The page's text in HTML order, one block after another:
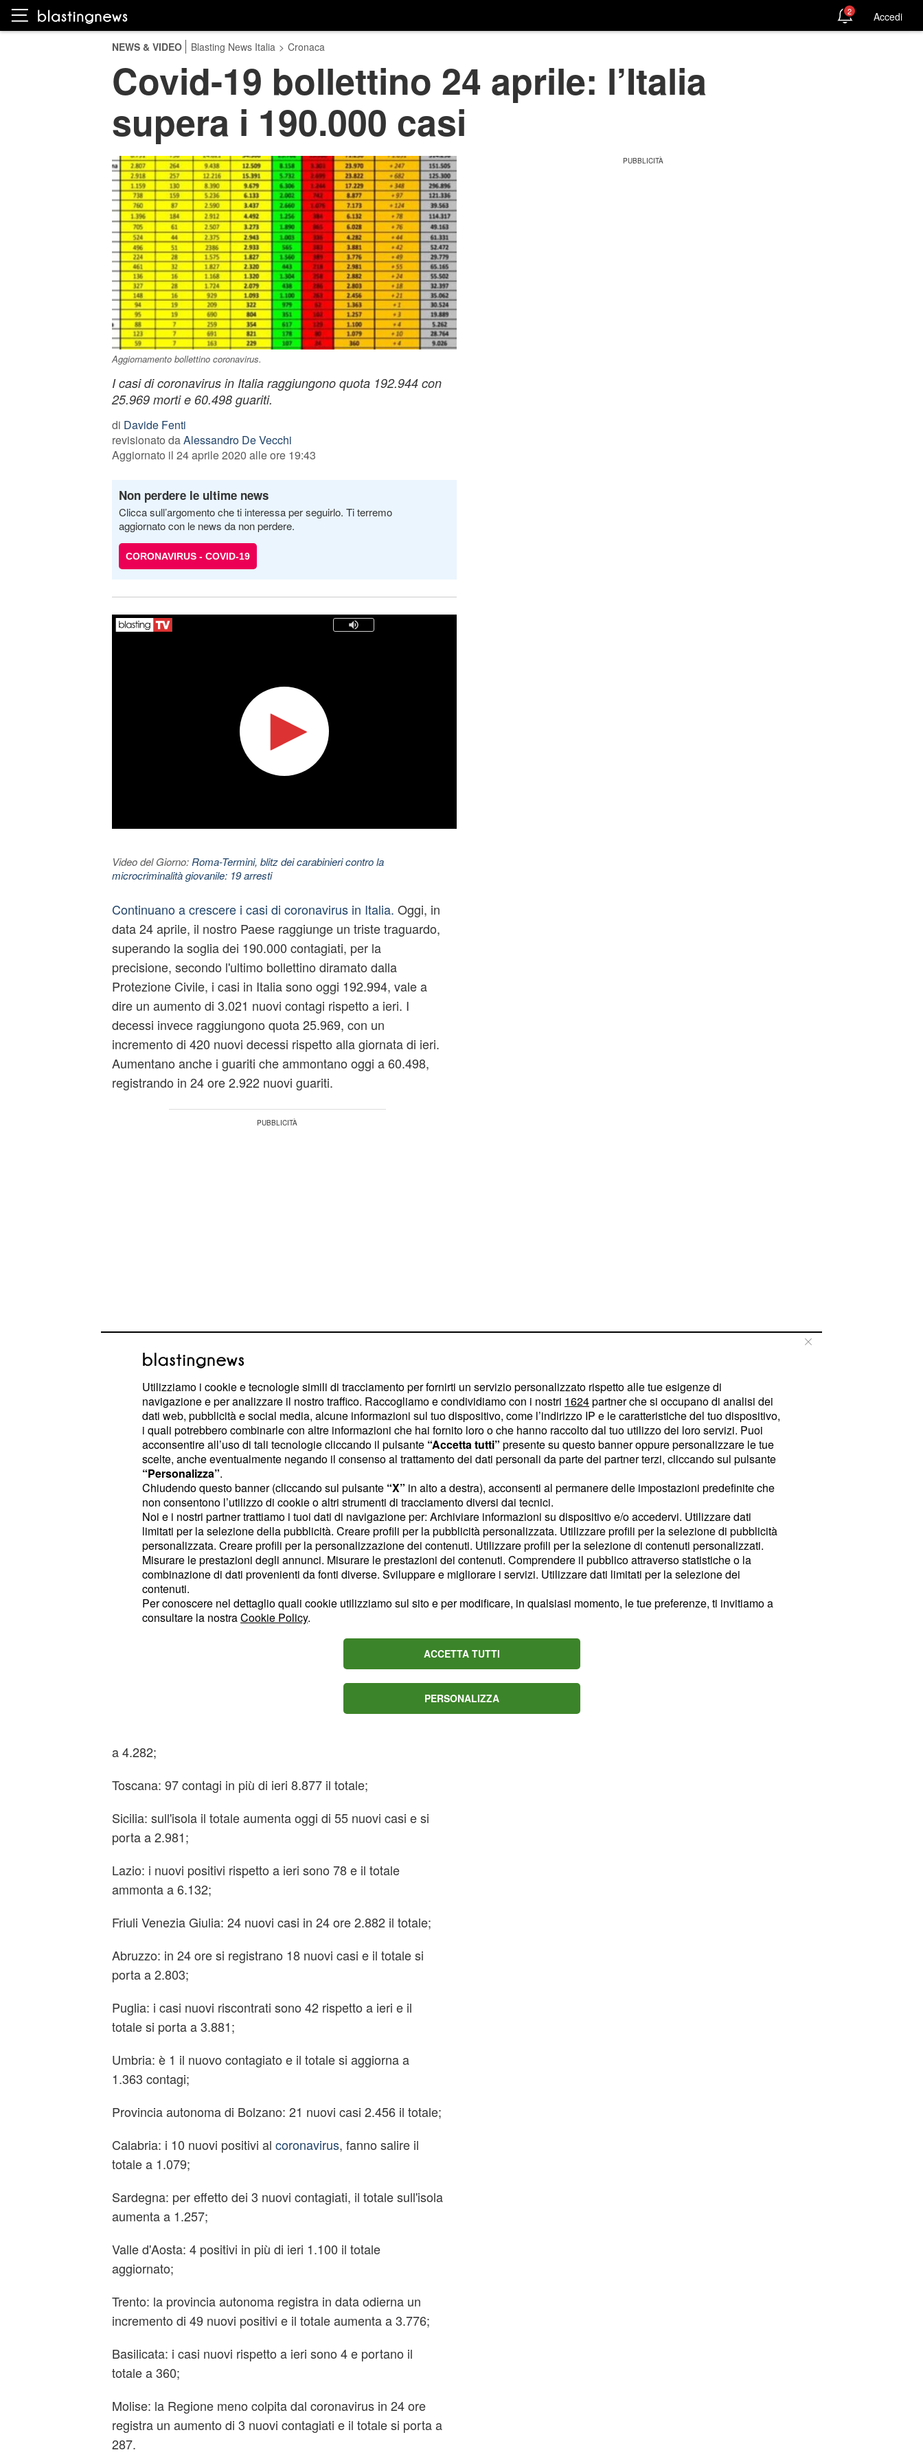
2 Accedi
NEWS & VIDEO Blasting News Italia > Cronaca
Covid-19 bollettino 24 aprile: l’Italia
supera i 190.000 casi
Aggiornamento bollettino coronavirus.
I casi di coronavirus in Italia raggiungono quota 192.944 con
25.969 morti e 60.498 guariti.
di Davide Fenti
revisionato daAlessandro De Vecchi
Aggiornato il 24 aprile 2020 alle ore 19:43
Non perdere le ultime news
Clicca sull’argomento che ti interessa per seguirlo. Ti terremo
aggiornato con le news da non perdere.
CORONAVIRUS - COVID-19
Video del Giorno: Roma-Termini, blitz dei carabinieri contro la
microcriminalità giovanile: 19 arresti
Continuano a crescere i casi di coronavirus in Italia. Oggi, in
data 24 aprile, il nostro Paese raggiunge un triste traguardo,
superando la soglia dei 190.000 contagiati, per la
precisione, secondo l'ultimo bollettino diramato dalla
Protezione Civile, i casi in Italia sono oggi 192.994, vale a
dire un aumento di 3.021 nuovi contagi rispetto a ieri. I
decessi invece raggiungono quota 25.969, con un
incremento di 420 nuovi decessi rispetto alla giornata di ieri.
Aumentano anche i guariti che ammontano oggi a 60.498,
registrando in 24 ore 2.922 nuovi guariti.
Aggiornamento bollettino del 24
aprile
Quello che segue è il bollettino aggiornato a oggi con i dati
sulla diffusione del coronavirusRegione per Regione:
Lombardia: in 24 ore si registra un aumento di 1.091 nuovi
contagi e il totale aumenta a 71.256;
Emilia Romagna: il totale aumenta di 247 nuovi positivi e si
porta a 23.970;
Veneto: i 348 nuovi malati fanno salire il totale a 17.229;
Piemonte: per effetto dei 682 positivi nuovi, il totale sale a
23.822;
Marche: 76 malati in più di ieri 6.028 il totale;
Liguria: un aumento di 124 nuovi positivi in 24 ore 7.173 il
a 4.282;
Toscana: 97 contagi in più di ieri 8.877 il totale;
Sicilia: sull'isola il totale aumenta oggi di 55 nuovi casi e si
porta a 2.981;
Lazio: i nuovi positivi rispetto a ieri sono 78 e il totale
ammonta a 6.132;
Friuli Venezia Giulia: 24 nuovi casi in 24 ore 2.882 il totale;
Abruzzo: in 24 ore si registrano 18 nuovi casi e il totale si
porta a 2.803;
Puglia: i casi nuovi riscontrati sono 42 rispetto a ieri e il
totale si porta a 3.881;
Umbria: è 1 il nuovo contagiato e il totale si aggiorna a
1.363 contagi;
Provincia autonoma di Bolzano: 21 nuovi casi 2.456 il totale;
Calabria: i 10 nuovi positivi al coronavirus, fanno salire il
totale a 1.079;
Sardegna: per effetto dei 3 nuovi contagiati, il totale sull'isola
aumenta a 1.257;
Valle d'Aosta: 4 positivi in più di ieri 1.100 il totale
aggiornato;
Trento: la provincia autonoma registra in data odierna un
incremento di 49 nuovi positivi e il totale aumenta a 3.776;
Basilicata: i casi nuovi rispetto a ieri sono 4 e portano il
totale a 360;
Molise: la Regione meno colpita dal coronavirus in 24 ore
registra un aumento di 3 nuovi contagiati e il totale si porta a
287.
Utilizziamo i cookie e tecnologie simili di tracciamento per fornirti un servizio personalizzato rispetto alle tue esigenze di
navigazione e per analizzare il nostro traffico. Raccogliamo e condividiamo con i nostri 1624partner che si occupano di analisi dei
dati web, pubblicità e social media, alcune informazioni sul tuo dispositivo, come l’indirizzo IP e le caratteristiche del tuo dispositivo,
i quali potrebbero combinarle con altre informazioni che hai fornito loro o che hanno raccolto dal tuo utilizzo dei loro servizi. Puoi
acconsentire all’uso di tali tecnologie cliccando il pulsante “Accetta tutti” presente su questo banner oppure personalizzare le tue
scelte, anche eventualmente negando il consenso al trattamento dei dati personali da parte dei partner terzi, cliccando sul pulsante
“Personalizza”.
Chiudendo questo banner (cliccando sul pulsante “X” in alto a destra), acconsenti al permanere delle impostazioni predefinite che
non consentono l’utilizzo di cookie o altri strumenti di tracciamento diversi dai tecnici.
Noi e i nostri partner trattiamo i tuoi dati di navigazione per: Archiviare informazioni su dispositivo e/o accedervi. Utilizzare dati
limitati per la selezione della pubblicità. Creare profili per la pubblicità personalizzata. Utilizzare profili per la selezione di pubblicità
personalizzata. Creare profili per la personalizzazione dei contenuti. Utilizzare profili per la selezione di contenuti personalizzati.
Misurare le prestazioni degli annunci. Misurare le prestazioni dei contenuti. Comprendere il pubblico attraverso statistiche o la
combinazione di dati provenienti da fonti diverse. Sviluppare e migliorare i servizi. Utilizzare dati limitati per la selezione dei
contenuti.
Per conoscere nel dettaglio quali cookie utilizziamo sul sito e per modificare, in qualsiasi momento, le tue preferenze, ti invitiamo a
consultare la nostraCookie Policy.
ACCETTA TUTTI
PERSONALIZZA